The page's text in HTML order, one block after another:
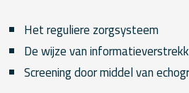
Het reguliere zorgsysteem
De wijze van
Screening door middel van